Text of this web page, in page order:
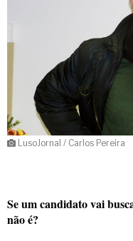
LusoJornal / Carlos Pereira
Se um candidato vai
não é?